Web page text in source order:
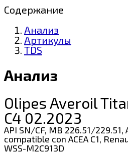
Содержание
Анализ
Артикулы
TDS
Анализ
Olipes Averoil
C4 02.2023
API SN/CF, MB 226.51/229.51,
compatible con ACEA C1,
WSS-M2C913D